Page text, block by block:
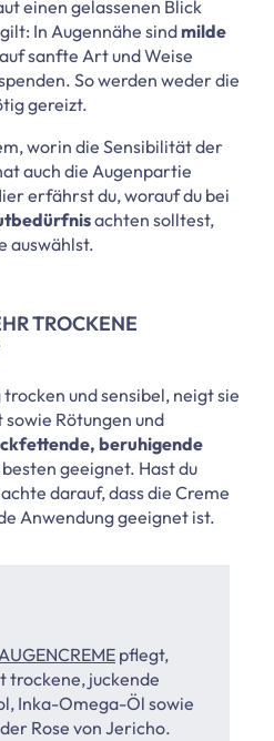
einen gelassenen Blick
In Augennähe sindmilde
sanfte Art und Weise
So werden weder die
gereizt.
worin die Sensibilität der
auch die Augenpartie
erfährst du, worauf du bei
achten solltest,
auswählst.
TROCKENE
und sensibel, neigt sie
Rötungen und
beruhigende
geeignet. Hast du
achte darauf, dass die Creme
Anwendung geeignet ist.
pflegt,
trockene, juckende
Inka-Omega-Öl sowie
Rose von Jericho.